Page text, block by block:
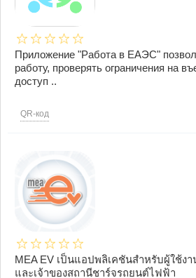
Приложение "Работа в ЕАЭС"
работу, проверять ограничения на
доступ ..
QR-код
MEA EV เป็นแอปพลิเคชันสำหรับผู้ใช้ง
และเจ้าของสถานีชาร์จรถยนต์ไฟฟ้า